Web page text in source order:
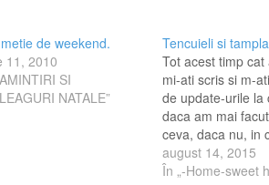
de weekend.
11, 2010
SI
NATALE”
Tencuieli si
Tot acest timp cat
mi-ati scris si m-
de update-urile la
daca am mai
ceva, daca nu, in
suntem...daca ne-
curentul la casa si
august 14, 2015
În „-Home-sweet